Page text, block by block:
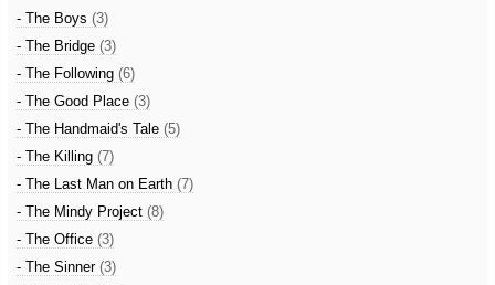
- The Boys (3)
- The Bridge (3)
- The Following (6)
- The Good Place (3)
- The Handmaid's Tale (5)
- The Killing (7)
- The Last Man on Earth (7)
- The Mindy Project (8)
- The Office (3)
- The Sinner (3)